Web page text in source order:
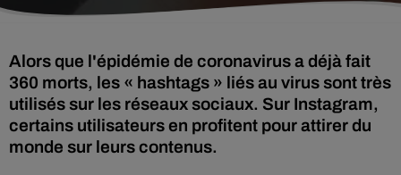
Alors que l'épidémie de coronavirus a déjà fait
360 morts, les « hashtags » liés au virus sont très
utilisés sur les réseaux sociaux. Sur Instagram,
certains utilisateurs en profitent pour attirer du
monde sur leurs contenus.